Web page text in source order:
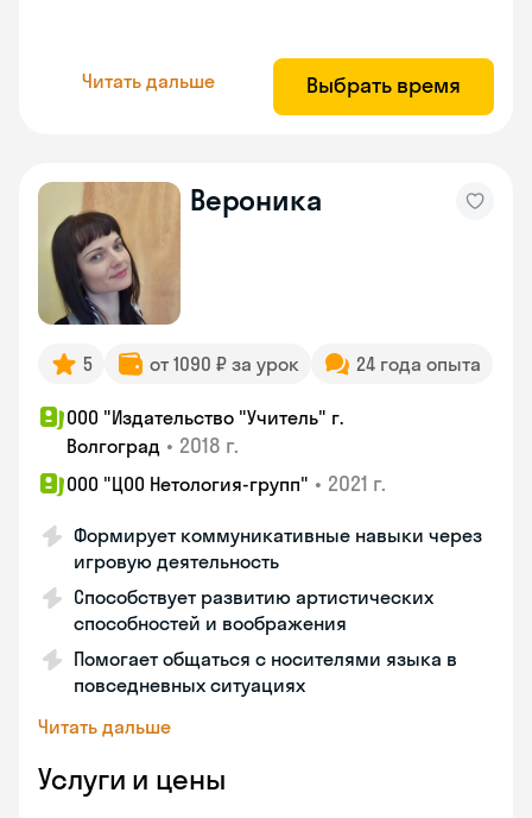
Читать дальше Выбрать время
Вероника
5 от 1090 ₽ за урок 24 года опыта
ООО "Издательство "Учитель" г.
Волгоград • 2018 г.
ООО "ЦОО Нетология-групп" • 2021 г.
Формирует коммуникативные навыки через
игровую деятельность
Способствует развитию артистических
способностей и воображения
Помогает общаться с носителями языка в
повседневных ситуациях
Читать дальше
Услуги и цены